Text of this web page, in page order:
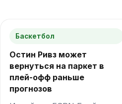
Баскетбол
Остин Ривз может
вернуться на паркет в
плей-офф раньше
прогнозов